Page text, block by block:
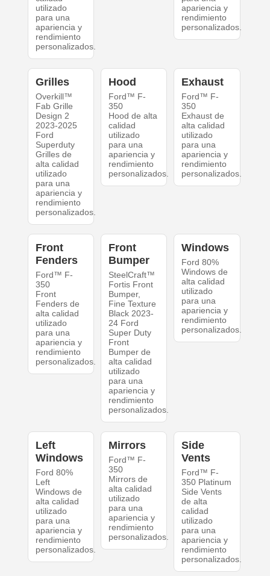
utilizado
para una
apariencia y
rendimiento
personalizados.
apariencia y
rendimiento
personalizados.
Grilles
Overkill™
Fab Grille
Design 2
2023-2025
Ford
Superduty
Grilles de
alta calidad
utilizado
para una
apariencia y
rendimiento
personalizados.
Hood
Ford™ F-
350
Hood de alta
calidad
utilizado
para una
apariencia y
rendimiento
personalizados.
Exhaust
Ford™ F-
350
Exhaust de
alta calidad
utilizado
para una
apariencia y
rendimiento
personalizados.
Front
Fenders
Ford™ F-
350
Front
Fenders de
alta calidad
utilizado
para una
apariencia y
rendimiento
personalizados.
Front
Bumper
SteelCraft™
Fortis Front
Bumper,
Fine Texture
Black 2023-
24 Ford
Super Duty
Front
Bumper de
alta calidad
utilizado
para una
apariencia y
rendimiento
personalizados.
Windows
Ford 80%
Windows de
alta calidad
utilizado
para una
apariencia y
rendimiento
personalizados.
Left
Windows
Ford 80%
Left
Windows de
alta calidad
utilizado
para una
apariencia y
rendimiento
personalizados.
Mirrors
Ford™ F-
350
Mirrors de
alta calidad
utilizado
para una
apariencia y
rendimiento
personalizados.
Side
Vents
Ford™ F-
350 Platinum
Side Vents
de alta
calidad
utilizado
para una
apariencia y
rendimiento
personalizados.